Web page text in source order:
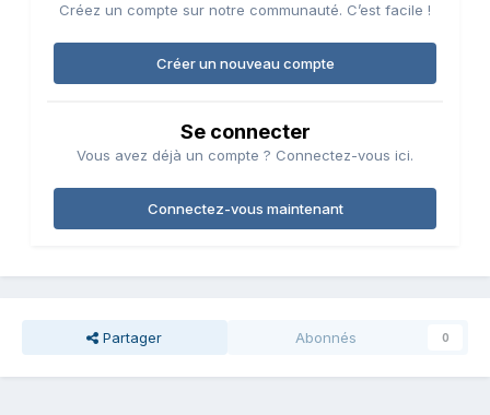
Créez un compte sur notre communauté. C’est facile !
Créer un nouveau compte
Se connecter
Vous avez déjà un compte ? Connectez-vous ici.
Connectez-vous maintenant
Partager Abonnés 0